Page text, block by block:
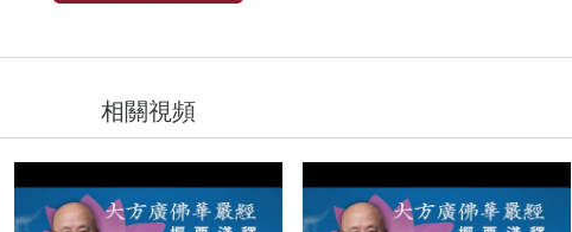
相關視頻